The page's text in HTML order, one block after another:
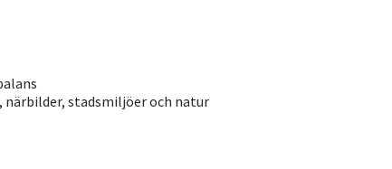
stadsmiljöer och natur